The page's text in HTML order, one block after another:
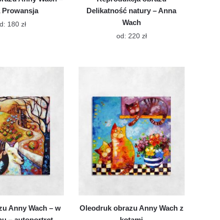
Prowansja
180 złTen
wariantów.
wybrać
na
stronie
produktu
Delikatność natury – Anna
Wach
od: 220 złTen
można
wybrać
na
stronie
produktu
Anny Wach – w
Oleodruk obrazu Anny Wach z